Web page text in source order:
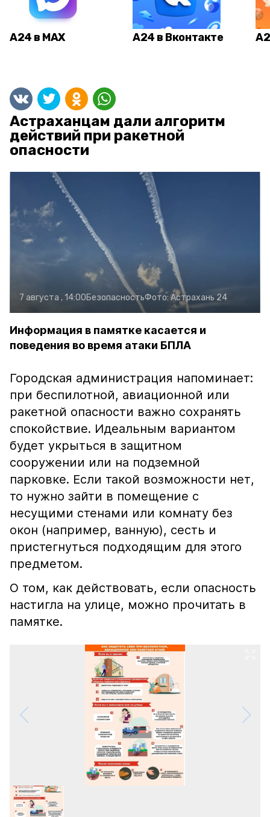
А24 в MAX А24 в Вконтакте
Астраханцам дали алгоритм
действий при ракетной
опасности
7 августа , 14:00БезопасностьФото: Астрахань 24
Информация в памятке касается и
поведения во время атаки БПЛА
Городская администрация напоминает:
при беспилотной, авиационной или
ракетной опасности важно сохранять
спокойствие. Идеальным вариантом
будет укрыться в защитном
сооружении или на подземной
парковке. Если такой возможности нет,
то нужно зайти в помещение с
несущими стенами или комнату без
окон (например, ванную), сесть и
пристегнуться подходящим для этого
предметом.
О том, как действовать, если опасность
настигла на улице, можно прочитать в
памятке.